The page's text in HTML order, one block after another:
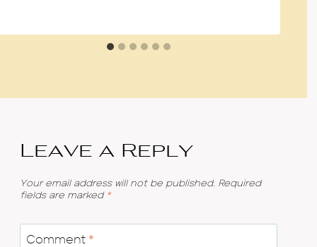
Leave a Reply
Your email address will not be published. Required
fields are marked *
Comment *